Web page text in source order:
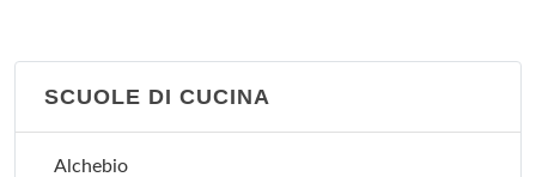
SCUOLE DI CUCINA
Alchebio